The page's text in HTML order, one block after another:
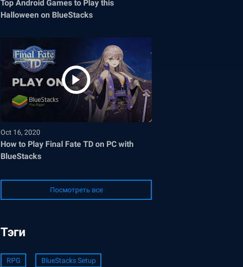
Top Android Games to Play this
Halloween on BlueStacks
Oct 16, 2020
How to Play Final Fate TD on PC with
BlueStacks
Посмотреть все
Тэги
RPG BlueStacks Setup